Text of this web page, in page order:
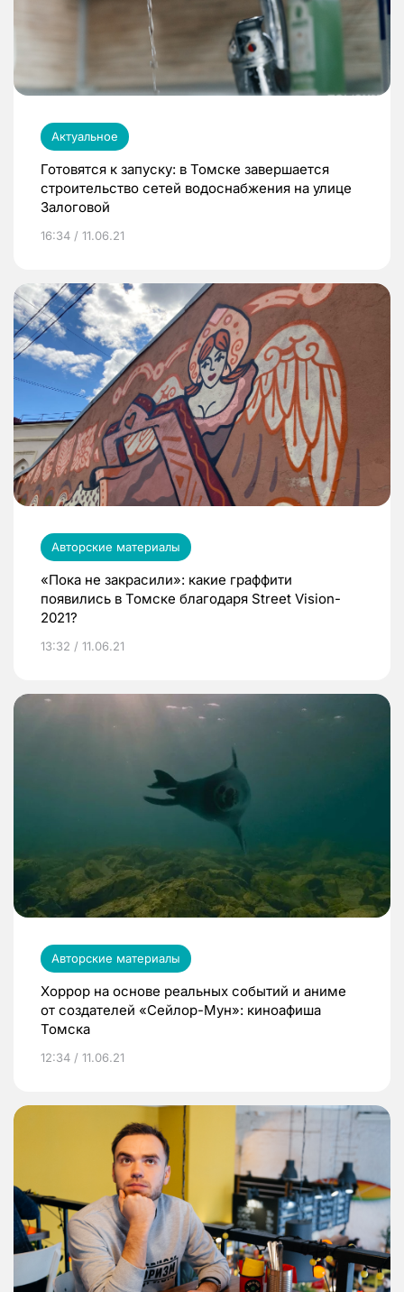
Актуальное
Готовятся к запуску: в Томске завершается
строительство сетей водоснабжения на улице
Залоговой
16:34 / 11.06.21
Авторские материалы
«Пока не закрасили»: какие граффити
появились в Томске благодаря Street Vision-
2021?
13:32 / 11.06.21
Авторские материалы
Хоррор на основе реальных событий и аниме
от создателей «Сейлор-Мун»: киноафиша
Томска
12:34 / 11.06.21